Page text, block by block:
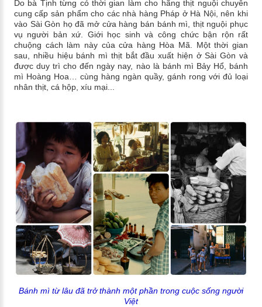
Do bà Tịnh từng có thời gian làm cho hãng thịt nguội chuyên
cung cấp sản phẩm cho các nhà hàng Pháp ở Hà Nội, nên khi
vào Sài Gòn họ đã mở cửa hàng bán bánh mì, thịt nguội phục
vụ người bản xứ. Giới học sinh và công chức bận rộn rất
chuộng cách làm này của cửa hàng Hòa Mã. Một thời gian
sau, nhiều hiệu bánh mì thịt bắt đầu xuất hiện ở Sài Gòn và
được duy trì cho đến ngày nay, nào là bánh mì Bảy Hổ, bánh
mì Hoàng Hoa… cùng hàng ngàn quầy, gánh rong với đủ loại
nhân thịt, cá hộp, xíu mại...
Bánh mì từ lâu đã trở thành một phần trong cuộc sống người
Việt